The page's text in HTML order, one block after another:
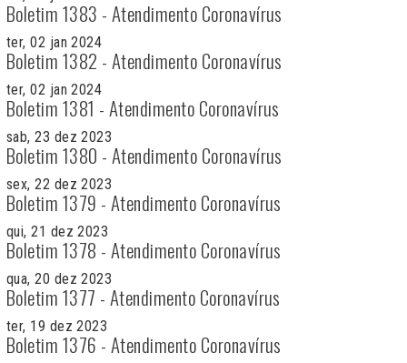
Boletim 1383 - Atendimento Coronavírus
ter, 02 jan 2024
Boletim 1382 - Atendimento Coronavírus
ter, 02 jan 2024
Boletim 1381 - Atendimento Coronavírus
sab, 23 dez 2023
Boletim 1380 - Atendimento Coronavírus
sex, 22 dez 2023
Boletim 1379 - Atendimento Coronavírus
qui, 21 dez 2023
Boletim 1378 - Atendimento Coronavírus
qua, 20 dez 2023
Boletim 1377 - Atendimento Coronavírus
ter, 19 dez 2023
Boletim 1376 - Atendimento Coronavírus